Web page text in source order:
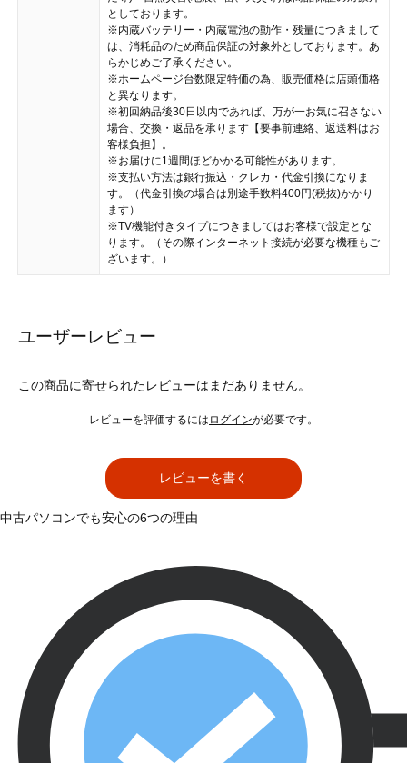
としております。
※内蔵バッテリー・内蔵電池の動作・残量につきまして
は、消耗品のため商品保証の対象外としております。あ
らかじめご了承ください。
※ホームページ台数限定特価の為、販売価格は店頭価格
と異なります。
※初回納品後30日以内であれば、万が一お気に召さない
場合、交換・返品を承ります【要事前連絡、返送料はお
客様負担】。
※お届けに1週間ほどかかる可能性があります。
※支払い方法は銀行振込・クレカ・代金引換になりま
す。（代金引換の場合は別途手数料400円(税抜)かかり
ます）
※TV機能付きタイプにつきましてはお客様で設定とな
ります。（その際インターネット接続が必要な機種もご
ざいます。）
ユーザーレビュー
この商品に寄せられたレビューはまだありません。
レビューを評価するには ログインが必要です。
レビューを書く
中古パソコンでも安心の6つの理由